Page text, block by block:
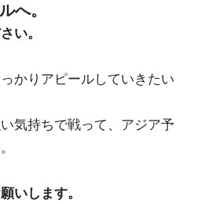
へ。
い。
かりアピールしていきたい
気持ちで戦って、アジア予
いします。